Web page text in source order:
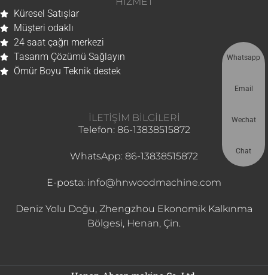
Küresel Satışlar
Müşteri odaklı
24 saat çağrı merkezi
Tasarım Çözümü Sağlayın
Ömür Boyu Teknik destek
İLETIŞIM BILGILERI
Telefon: 86-13838515872
WhatsApp: 86-13838515872
E-posta: info@hnwoodmachine.com
Deniz Yolu Doğu, Zhengzhou Ekonomik Kalkınma
Bölgesi, Henan, Çin.
Whatsapp
Email
Wechat
Chat